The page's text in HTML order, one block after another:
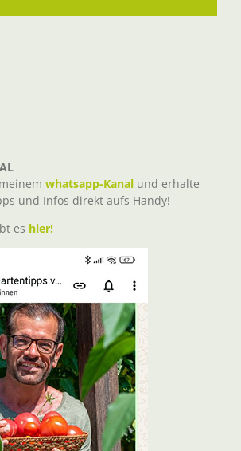
whatsapp-Kanal und erhalte
und Infos direkt aufs Handy!
es hier!